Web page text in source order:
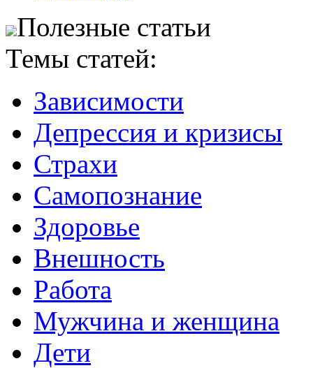
Полезные статьи
Темы статей:
Зависимости
Депрессия и кризисы
Страхи
Самопознание
Здоровье
Внешность
Работа
Мужчина и женщина
Дети